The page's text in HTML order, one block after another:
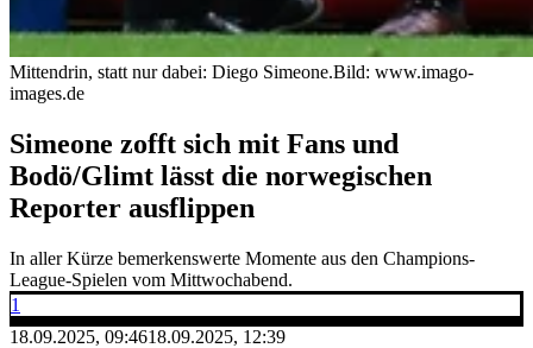
Mittendrin, statt nur dabei: Diego Simeone.Bild: www.imago-
images.de
Simeone zofft sich mit Fans und
Bodö/Glimt lässt die norwegischen
Reporter ausflippen
In aller Kürze bemerkenswerte Momente aus den Champions-
League-Spielen vom Mittwochabend.
1
18.09.2025, 09:4618.09.2025, 12:39